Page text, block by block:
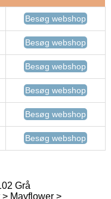
Besøg webshop
Besøg webshop
Besøg webshop
Besøg webshop
Besøg webshop
Besøg webshop
Grå
Mayflower >